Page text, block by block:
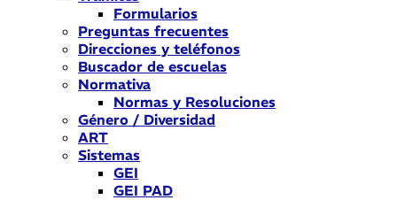
Formularios
Preguntas frecuentes
Direcciones y teléfonos
Buscador de escuelas
Normativa
Normas y Resoluciones
Género / Diversidad
ART
Sistemas
GEI
GEI PAD